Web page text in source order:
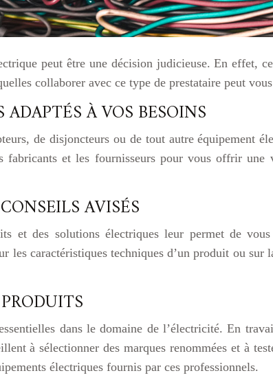
peut être une décision judicieuse. En effet,
collaborer avec ce type de prestataire peut
À VOS BESOINS
de disjoncteurs ou de tout autre équipement
et les fournisseurs pour vous offrir
AVISÉS
et des solutions électriques leur permet de
les caractéristiques techniques d’un produit ou
dans le domaine de l’électricité. En
à sélectionner des marques renommées et à
électriques fournis par ces professionnels.